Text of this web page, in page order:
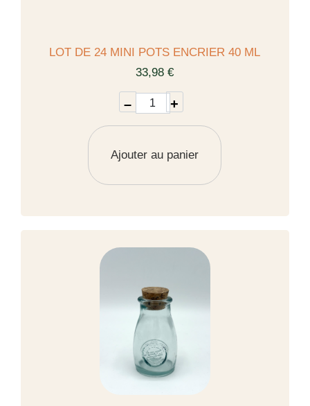
LOT DE 24 MINI POTS ENCRIER 40 ML
33,98 €
– +
Ajouter au panier